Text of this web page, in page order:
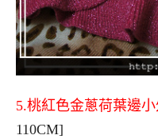
5.桃紅色金蔥荷葉邊
110CM]